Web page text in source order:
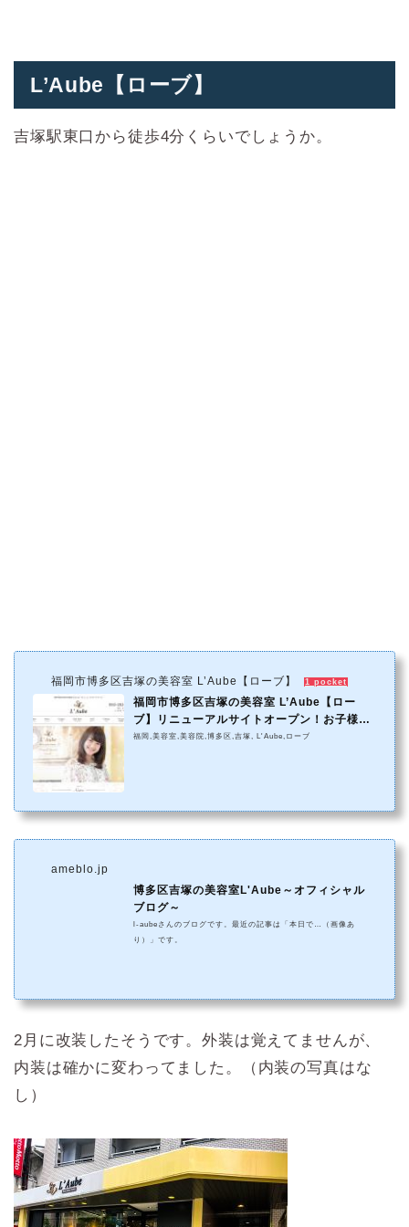
L’Aube【ローブ】
吉塚駅東口から徒歩4分くらいでしょうか。
福岡市博多区吉塚の美容室 L’Aube【ローブ】 1 pocket
福岡市博多区吉塚の美容室 L’Aube【ロー
ブ】リニューアルサイトオープン！お子様
連...
福岡,美容室,美容院,博多区,吉塚, L'Aube,ローブ
ameblo.jp
博多区吉塚の美容室L'Aube～オフィシャル
ブログ～
l-aubeさんのブログです。最近の記事は「本日で…（画像あ
り）」です。
2月に改装したそうです。外装は覚えてませんが、
内装は確かに変わってました。（内装の写真はな
し）